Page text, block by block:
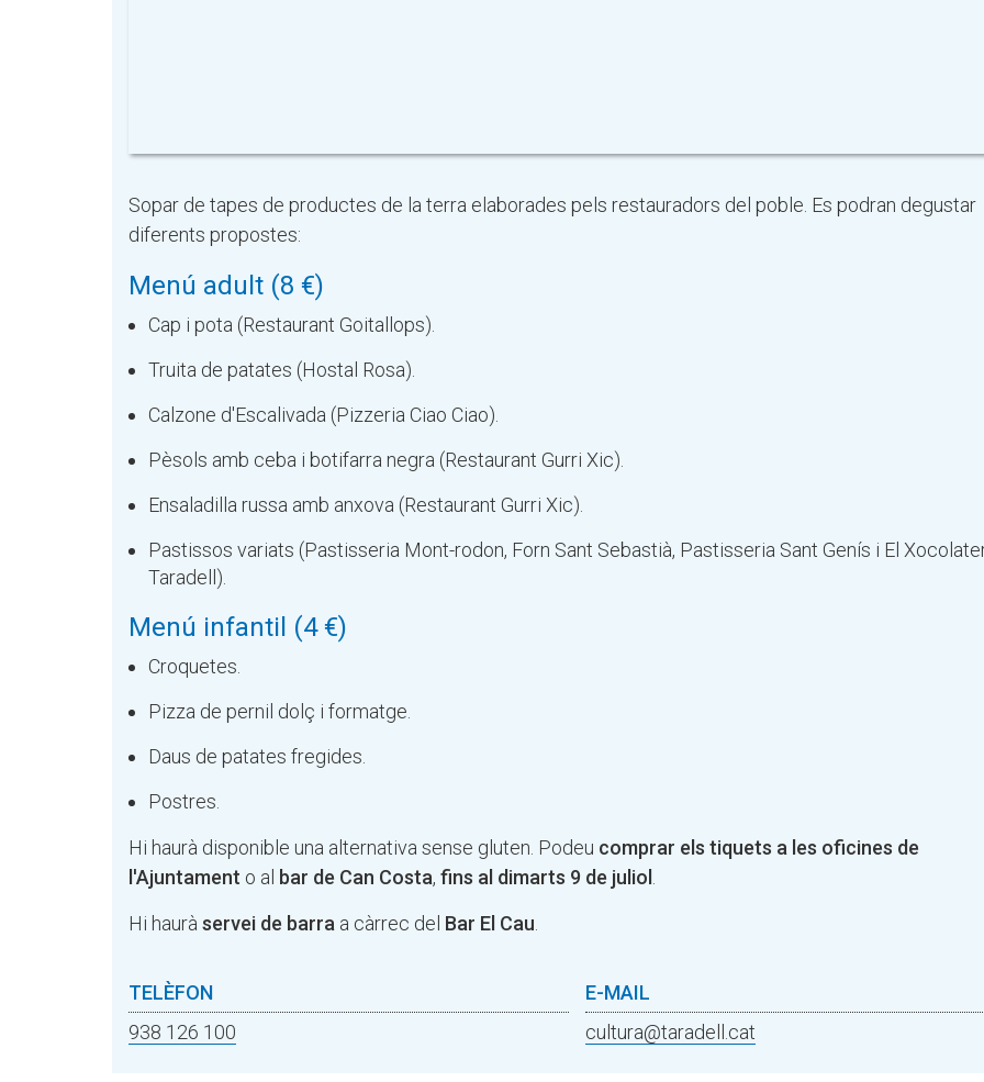
Sopar de tapes de productes de la terra elaborades pels restauradors del poble. Es podran degustar
diferents propostes:
Menú adult (8 €)
Cap i pota (Restaurant Goitallops).
Truita de patates (Hostal Rosa).
Calzone d'Escalivada (Pizzeria Ciao Ciao).
Pèsols amb ceba i botifarra negra (Restaurant Gurri Xic).
Ensaladilla russa amb anxova (Restaurant Gurri Xic).
Pastissos variats (Pastisseria Mont-rodon, Forn Sant Sebastià, Pastisseria Sant Genís i El
Taradell).
Menú infantil (4 €)
Croquetes.
Pizza de pernil dolç i formatge.
Daus de patates fregides.
Postres.
Hi haurà disponible una alternativa sense gluten. Podeu comprar els tiquets a les oficines de
l'Ajuntament o al bar de Can Costa, fins al dimarts 9 de juliol
Hi haurà servei de barra a càrrec del Bar El Cau
TELÈFON
938 126 100
E-MAIL
cultura@taradell.cat